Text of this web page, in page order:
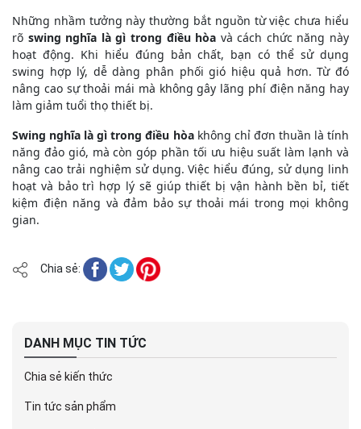
Những nhầm tưởng này thường bắt nguồn từ việc chưa hiểu
rõ swing nghĩa là gì trong điều hòa và cách chức năng này
hoạt động. Khi hiểu đúng bản chất, bạn có thể sử dụng
swing hợp lý, dễ dàng phân phối gió hiệu quả hơn. Từ đó
nâng cao sự thoải mái mà không gây lãng phí điện năng hay
làm giảm tuổi thọ thiết bị.
Swing nghĩa là gì trong điều hòakhông chỉ đơn thuần là tính
năng đảo gió, mà còn góp phần tối ưu hiệu suất làm lạnh và
nâng cao trải nghiệm sử dụng. Việc hiểu đúng, sử dụng linh
hoạt và bảo trì hợp lý sẽ giúp thiết bị vận hành bền bỉ, tiết
kiệm điện năng và đảm bảo sự thoải mái trong mọi không
gian.
Chia sẻ:
DANH MỤC TIN TỨC
Chia sẻ kiến thức
Tin tức sản phẩm